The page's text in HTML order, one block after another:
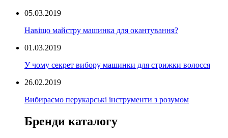
05.03.2019
Навіщо майстру машинка для окантування?
01.03.2019
У чому секрет вибору машинки для стрижки волосся
26.02.2019
Вибираємо перукарські інструменти з розумом
Бренди каталогу